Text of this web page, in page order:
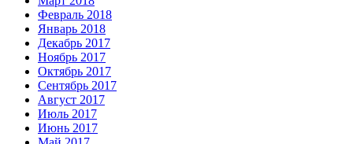
Февраль 2018
Январь 2018
Декабрь 2017
Ноябрь 2017
Октябрь 2017
Сентябрь 2017
Август 2017
Июль 2017
Июнь 2017